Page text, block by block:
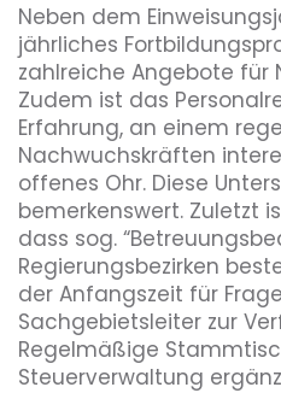
Neben dem
jährliches
zahlreiche Angebote für
Zudem ist das
Erfahrung, an einem
Nachwuchskräften
offenes Ohr. Diese
bemerkenswert. Zuletzt
dass sog.
Regierungsbezirken
der Anfangszeit für
Sachgebietsleiter zur
Regelmäßige
Steuerverwaltung